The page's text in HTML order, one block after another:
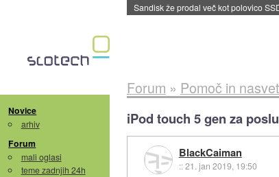
Sandisk že prodal več kot polovico
Novice
arhiv
Forum
mali oglasi
teme zadnjih 24h
Forum » Pomoč in
iPod touch 5 gen za
BlackCaiman
::21. jan 2019, 19:50